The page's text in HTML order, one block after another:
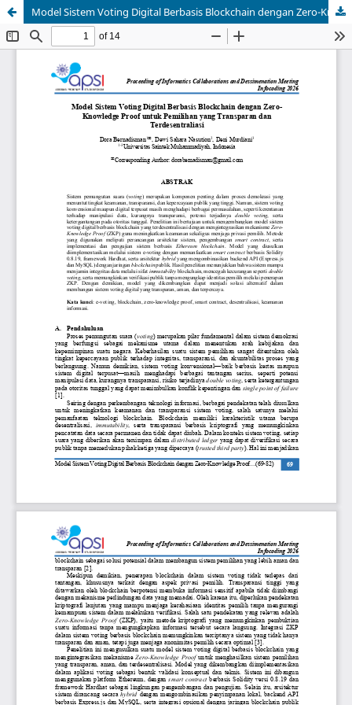
Model Sistem Voting Digital Berbasis Blockchain dengan Zero-Knowledge Proof untuk Pemilihan yang Transparan dan Terdesentraliasi